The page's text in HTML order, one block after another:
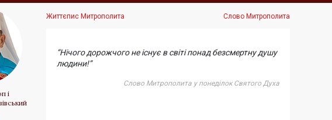
і
Життєпис Митрополита Слово Митрополита
“Нічого дорожчого не існує в світі понад безсмертну душу
людини!”
Слово Митрополита у понеділок Святого Духа